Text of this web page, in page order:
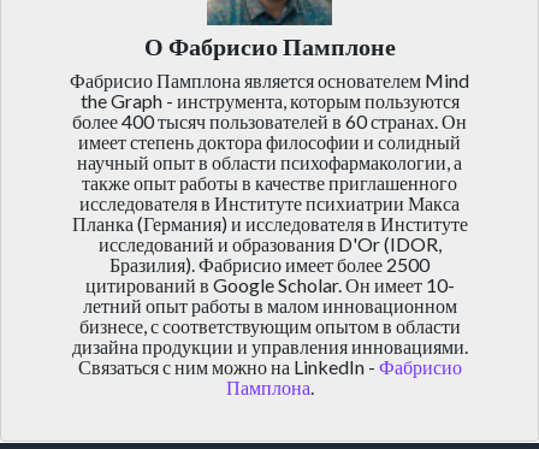
О Фабрисио Памплоне
Фабрисио Памплона является основателем Mind
the Graph - инструмента, которым пользуются
более 400 тысяч пользователей в 60 странах. Он
имеет степень доктора философии и солидный
научный опыт в области психофармакологии, а
также опыт работы в качестве приглашенного
исследователя в Институте психиатрии Макса
Планка (Германия) и исследователя в Институте
исследований и образования D'Or (IDOR,
Бразилия). Фабрисио имеет более 2500
цитирований в Google Scholar. Он имеет 10-
летний опыт работы в малом инновационном
бизнесе, с соответствующим опытом в области
дизайна продукции и управления инновациями.
Связаться с ним можно на LinkedIn - Фабрисио
Памплона.